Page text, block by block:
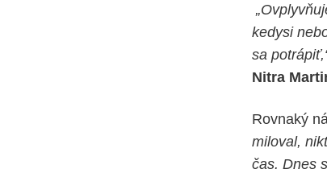
kedysi
sa
Nitra
Rovnaký
miloval,
čas. Dnes